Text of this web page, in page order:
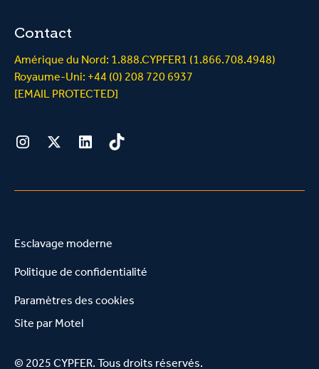
Contact
Amérique du Nord: 1.888.CYPFER1 (1.866.708.4948)
Royaume-Uni: +44 (0) 208 720 6937
[EMAIL PROTECTED]
InstagramTwitterLinkedInTiktok
© 2025 CYPFER. Tous droits réservés.
Esclavage moderne
Politique de confidentialité
Paramètres des cookies
Site par Motel